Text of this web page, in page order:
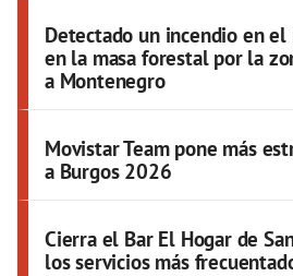
Detectado un incendio en el
en la masa forestal por la
a Montenegro
Movistar Team pone más
a Burgos 2026
Cierra el Bar El Hogar de
los servicios más